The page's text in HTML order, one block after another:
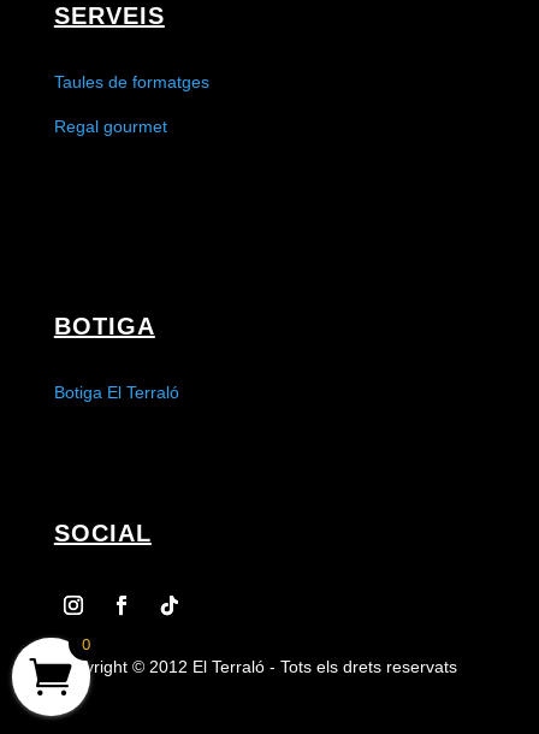
SERVEIS
Taules de formatges
Regal gourmet
BOTIGA
Botiga El Terraló
SOCIAL
Copyright © 2012 El Terraló - Tots els drets reservats
0